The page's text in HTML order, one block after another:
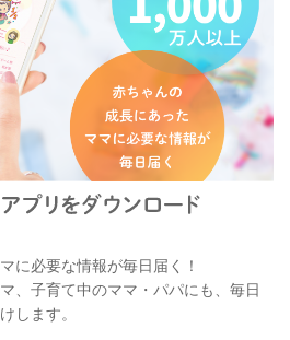
に必要な情報が毎日届く！
、子育て中のママ・パパにも、毎日
します。